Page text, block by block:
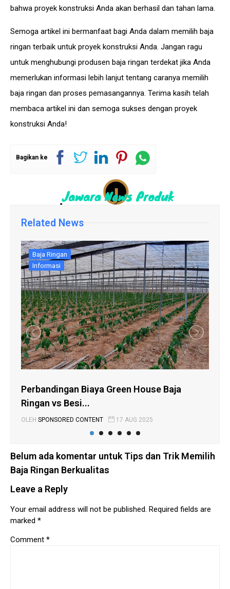
bahwa proyek konstruksi Anda akan berhasil dan tahan lama.
Semoga artikel ini bermanfaat bagi Anda dalam memilih baja
ringan terbaik untuk proyek konstruksi Anda. Jangan ragu
untuk menghubungi produsen baja ringan terdekat jika Anda
memerlukan informasi lebih lanjut tentang caranya memilih
baja ringan dan proses pemasangannya. Terima kasih telah
membaca artikel ini dan semoga sukses dengan proyek
konstruksi Anda!
Bagikan ke
Related News
Baja Ringan
Informasi
Perbandingan Biaya Green House Baja
Ringan vs Besi...
OLEH SPONSORED CONTENT 17 AUG 2025
Belum ada komentar untuk Tips dan Trik Memilih
Baja Ringan Berkualitas
Leave a Reply
Your email address will not be published. Required fields are
marked *
Comment *